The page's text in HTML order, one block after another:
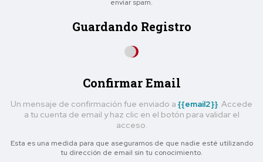
enviar spam.
Guardando Registro
Confirmar Email
Un mensaje de confirmación fue enviado a {{email2}}. Accede
a tu cuenta de email y haz clic en el botón para validar el
acceso.
Esta es una medida para que asegurarnos de que nadie esté utilizando
tu dirección de email sin tu conocimiento.